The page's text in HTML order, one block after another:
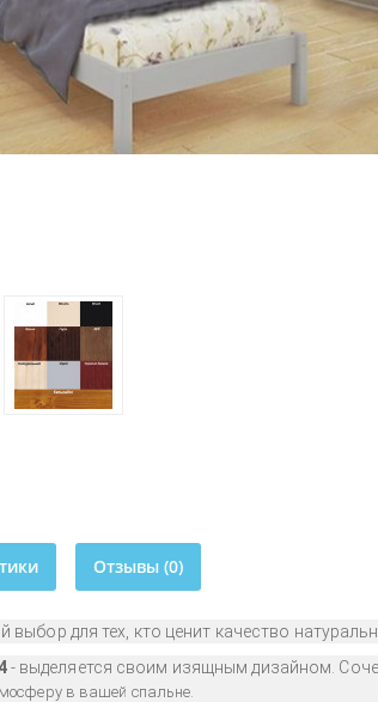
Отзывы (0)
выбор для тех, кто ценит качество
- выделяется своим изящным дизайном.
в вашей спальне.